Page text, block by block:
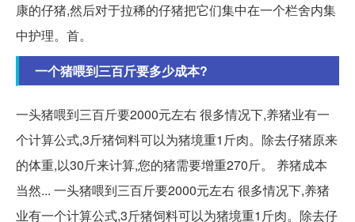
康的仔猪,然后对于拉稀的仔猪把它们集中在一个栏舍内集
中护理。首。
一个猪喂到三百斤要多少成本?
一头猪喂到三百斤要2000元左右 很多情况下,养猪业有一
个计算公式,3斤猪饲料可以为猪境重1斤肉。除去仔猪原来
的体重,以30斤来计算,您的猪需要增重270斤。 养猪成本
当然... 一头猪喂到三百斤要2000元左右 很多情况下,养猪
业有一个计算公式,3斤猪饲料可以为猪境重1斤肉。除去仔